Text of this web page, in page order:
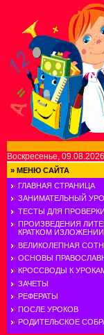
Воскресенье,
» МЕНЮ САЙТА
ГЛАВНАЯ СТРАНИЦА
ЗАНИМАТЕЛЬНЫЙ
ТЕСТЫ ДЛЯ
ПРОИЗВЕДЕНИЯ
КРАТКОМ ИЗЛОЖЕНИИ
ВЕЛИКОЛЕПНАЯ
ОСНОВЫ
КРОССВОДЫ К
ЗАЧЕТЫ
РЕФЕРАТЫ
ПОСЛЕ УРОКОВ
РОДИТЕЛЬСКОЕ